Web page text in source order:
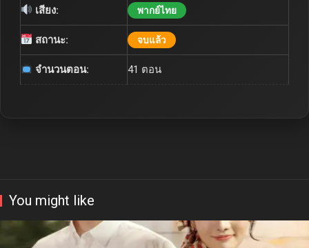
เสียง: พากย์ไทย
สถานะ: จบแล้ว
จำนวนตอน: 41 ตอน
You might like